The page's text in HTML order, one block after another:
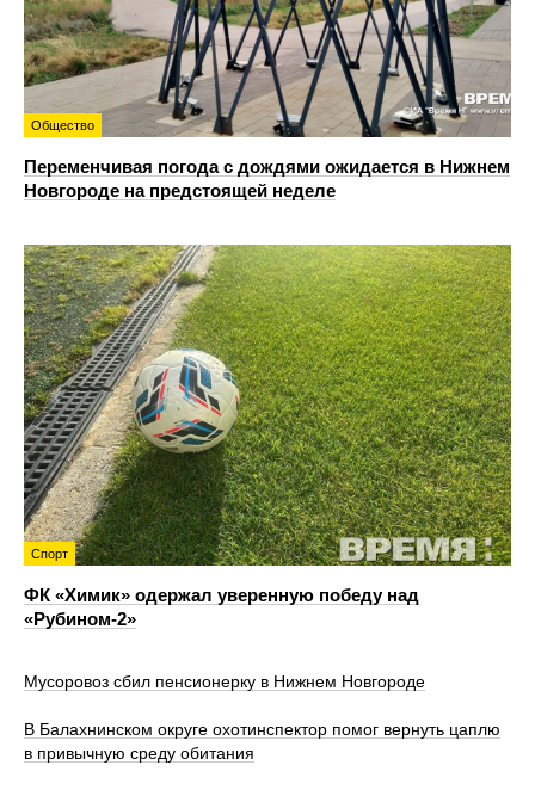
Общество
Переменчивая погода с дождями ожидается в Нижнем
Новгороде на предстоящей неделе
Спорт
ФК «Химик» одержал уверенную победу над
«Рубином‑2»
Мусоровоз сбил пенсионерку в Нижнем Новгороде
В Балахнинском округе охотинспектор помог вернуть цаплю
в привычную среду обитания